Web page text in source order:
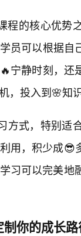
程的核心优势
员可以根据
宁静时刻，
，投入到🌸知
方式，特别
用，积少成
习可以完美
你的成长